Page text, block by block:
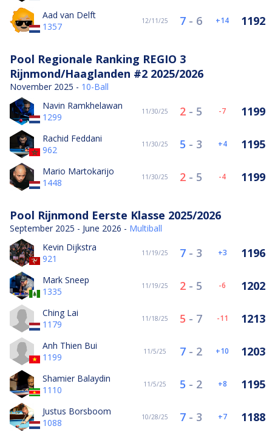
Aad van Delft
1357
12/11/25 7- 6 14 1192
Pool Regionale Ranking REGIO 3
Rijnmond/Haaglanden #2 2025/2026
November 2025 - 10-Ball
Navin Ramkhelawan
1299
11/30/25 2- 5 -7 1199
Rachid Feddani
962
11/30/25 5 - 3 4 1195
Mario Martokarijo
1448
11/30/25 2- 5 -4 1199
Pool Rijnmond Eerste Klasse 2025/2026
September 2025 - June 2026 - Multiball
Kevin Dijkstra
921
11/19/25 7- 3 3 1196
Mark Sneep
1335
11/19/25 2- 5 -6 1202
Ching Lai
1179
11/18/25 5 - 7 -11 1213
Anh Thien Bui
1199
11/5/25 7- 2 10 1203
Shamier Balaydin
1110
11/5/25 5 - 2 8 1195
Justus Borsboom
1088
10/28/25 7- 3 7 1188